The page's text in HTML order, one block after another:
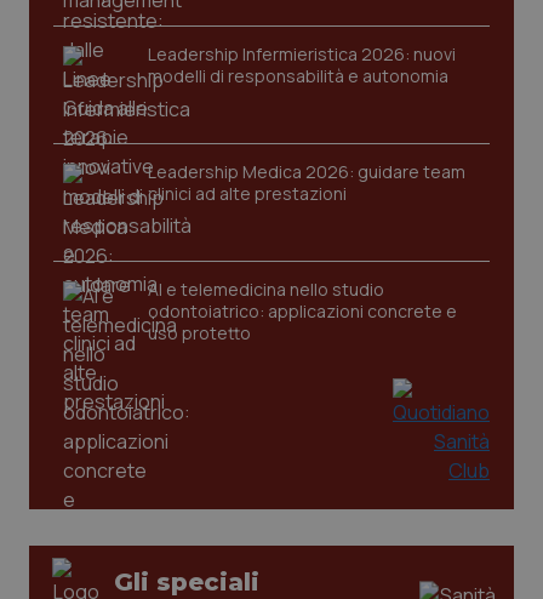
Leadership Infermieristica 2026: nuovi
modelli di responsabilità e autonomia
Leadership Medica 2026: guidare team
clinici ad alte prestazioni
AI e telemedicina nello studio
odontoiatrico: applicazioni concrete e
uso protetto
Gli speciali
tracking-sites-ironfish-
tracking-enable
www.quotidianosanita.it
tracking-sites-ironfish-
session-id
_ga